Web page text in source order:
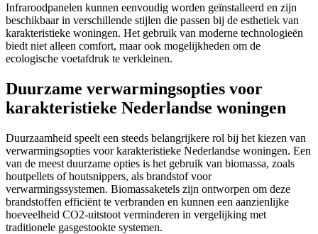
Infraroodpanelen kunnen eenvoudig worden geïnstalleerd en zijn
beschikbaar in verschillende stijlen die passen bij de esthetiek van
karakteristieke woningen. Het gebruik van moderne technologieën
biedt niet alleen comfort, maar ook mogelijkheden om de
ecologische voetafdruk te verkleinen.
Duurzame verwarmingsopties voor
karakteristieke Nederlandse woningen
Duurzaamheid speelt een steeds belangrijkere rol bij het kiezen van
verwarmingsopties voor karakteristieke Nederlandse woningen. Een
van de meest duurzame opties is het gebruik van biomassa, zoals
houtpellets of houtsnippers, als brandstof voor
verwarmingssystemen. Biomassaketels zijn ontworpen om deze
brandstoffen efficiënt te verbranden en kunnen een aanzienlijke
hoeveelheid CO2-uitstoot verminderen in vergelijking met
traditionele gasgestookte systemen.